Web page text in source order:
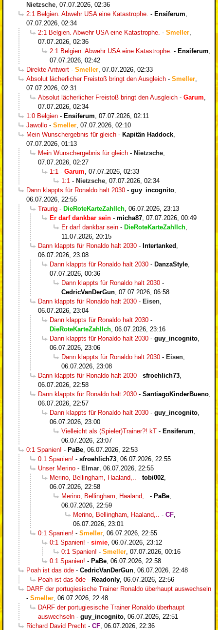
Nietzsche 07.07.2026, 02:36
2:1 Belgien. Abwehr USA eine Katastrophe. - Ensiferum
07.07.2026, 02:34
2:1 Belgien. Abwehr USA eine Katastrophe. - Smeller
07.07.2026, 02:36
2:1 Belgien. Abwehr USA eine Katastrophe. - Ensiferum
07.07.2026, 02:42
Direkte Antwort - Smeller 07.07.2026, 02:33
Absolut lächerlicher Freistoß bringt den Ausgleich - Smeller
07.07.2026, 02:31
Absolut lächerlicher Freistoß bringt den Ausgleich - Garum
07.07.2026, 02:34
1:0 Belgien - Ensiferum 07.07.2026, 02:11
Jawollo - Smeller 07.07.2026, 02:10
Mein Wunschergebnis für gleich - Kapitän Haddock
07.07.2026, 01:13
Mein Wunschergebnis für gleich - Nietzsche
07.07.2026, 02:27
1:1 - Garum 07.07.2026, 02:33
1:1 - Nietzsche 07.07.2026, 02:34
Dann klappts für Ronaldo halt 2030 - guy_incognito
06.07.2026, 22:55
Traurig - DieRoteKarteZahlIch 06.07.2026, 23:13
Er darf dankbar sein - micha87 07.07.2026, 00:49
Er darf dankbar sein - DieRoteKarteZahlIch
11.07.2026, 20:15
Dann klappts für Ronaldo halt 2030 - Intertanked
06.07.2026, 23:08
Dann klappts für Ronaldo halt 2030 - DanzaStyle
07.07.2026, 00:36
Dann klappts für Ronaldo halt 2030 -
CedricVanDerGun 07.07.2026, 06:58
Dann klappts für Ronaldo halt 2030 - Eisen
06.07.2026, 23:04
Dann klappts für Ronaldo halt 2030 -
DieRoteKarteZahlIch 06.07.2026, 23:16
Dann klappts für Ronaldo halt 2030 - guy_incognito
06.07.2026, 23:06
Dann klappts für Ronaldo halt 2030 - Eisen
06.07.2026, 23:08
Dann klappts für Ronaldo halt 2030 - sfroehlich73
06.07.2026, 22:58
Dann klappts für Ronaldo halt 2030 - SantiagoKinderBueno
06.07.2026, 22:57
Dann klappts für Ronaldo halt 2030 - guy_incognito
06.07.2026, 23:00
Vielleicht als (Spieler)Trainer?! kT - Ensiferum
06.07.2026, 23:07
0:1 Spanien! - PaBe 06.07.2026, 22:53
0:1 Spanien! - sfroehlich73 06.07.2026, 22:55
Unser Merino - Elmar 06.07.2026, 22:55
Merino, Bellingham, Haaland,..
- tobi002
06.07.2026, 22:58
Merino, Bellingham, Haaland,..
- PaBe
06.07.2026, 22:59
Merino, Bellingham, Haaland,..
- CF
06.07.2026, 23:01
0:1 Spanien! - Smeller 06.07.2026, 22:55
0:1 Spanien! - simie 06.07.2026, 23:12
0:1 Spanien! - Smeller 07.07.2026, 00:16
0:1 Spanien! - PaBe 06.07.2026, 22:58
Poah ist das öde - CedricVanDerGun 06.07.2026, 22:48
Poah ist das öde - Readonly 06.07.2026, 22:56
DARF der portugiesische Trainer Ronaldo überhaupt auswechseln
- Smeller 06.07.2026, 22:48
DARF der portugiesische Trainer Ronaldo überhaupt
auswechseln - guy_incognito 06.07.2026, 22:51
Richard David Precht - CF 06.07.2026, 22:36